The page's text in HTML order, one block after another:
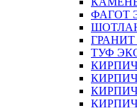
ФАГОТ
ТУФ
КИРПИЧ